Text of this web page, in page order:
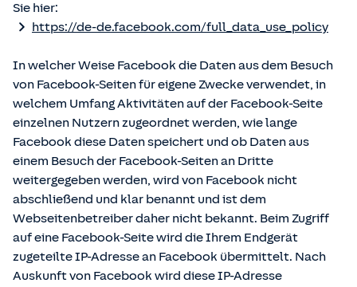
Sie hier:
https://de-de.facebook.com/full_data_use_policy
In welcher Weise Facebook die Daten aus dem Besuch
von Facebook-Seiten für eigene Zwecke verwendet, in
welchem Umfang Aktivitäten auf der Facebook-Seite
einzelnen Nutzern zugeordnet werden, wie lange
Facebook diese Daten speichert und ob Daten aus
einem Besuch der Facebook-Seiten an Dritte
weitergegeben werden, wird von Facebook nicht
abschließend und klar benannt und ist dem
Webseitenbetreiber daher nicht bekannt. Beim Zugriff
auf eine Facebook-Seite wird die Ihrem Endgerät
zugeteilte IP-Adresse an Facebook übermittelt. Nach
Auskunft von Facebook wird diese IP-Adresse